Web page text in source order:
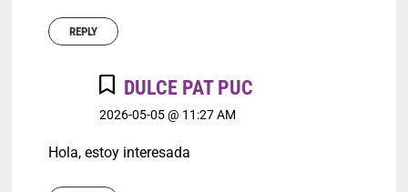
REPLY
DULCE PAT PUC
2026-05-05 @ 11:27 AM
Hola, estoy interesada